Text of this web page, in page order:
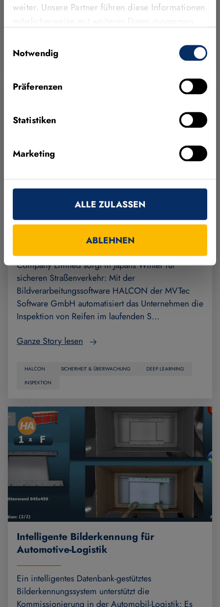
weiter. Unsere Partner führen diese Informationen
Rahmen Ihrer Nutzung der Dienste gesammelt
Notwendig
Präferenzen
Statistiken
Marketing
ALLE ZULASSEN
ABLEHNEN
DEEP LEARNING
Profil schärfen mit Deep Learning im
laufenden Straßenverkehr
Company Limited sorgt in Japans Winter für
sicheren Straßenverkehr: Mit der
Bildverarbeitungssoftware HALCON der MVTec
Software GmbH automatisiert das Unternehmen die
Inspektion von Reifen im laufenden S…
Ganze Story lesen
HALCON SICHERHEIT & ÜBERWACHUNG
DEEP LEARNING
INSPEKTION
Intelligente Bilderkennung für
Automotive-Logistik
Ein intelligentes Datenbank-gestütztes
Bilderkennungssystem unterstützt die
Kommissionierung in der Automobil-Logistik: Es